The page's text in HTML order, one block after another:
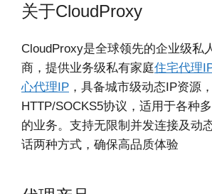
关于CloudProxy
CloudProxy是全球领先的企业级私
商，提供业务级私有家庭住宅代理
心代理IP ，具备城市级动态IP资源
HTTP/SOCKS5协议，适用于各种
的业务。支持无限制并发连接及动
话两种方式，确保高品质体验